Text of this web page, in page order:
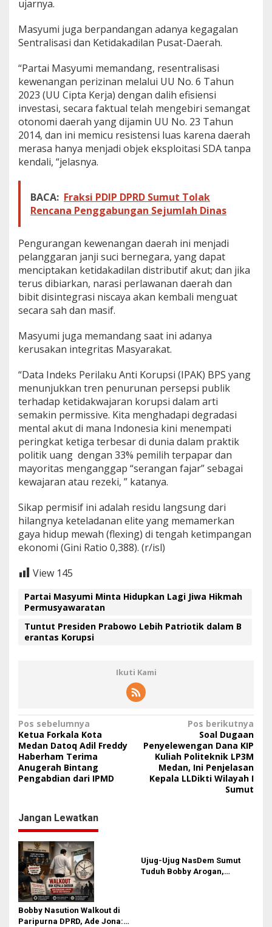
ujarnya.
Masyumi juga berpandangan adanya kegagalan
Sentralisasi dan Ketidakadilan Pusat-Daerah.
“Partai Masyumi memandang, resentralisasi
kewenangan perizinan melalui UU No. 6 Tahun
2023 (UU Cipta Kerja) dengan dalih efisiensi
investasi, secara faktual telah mengebiri semangat
otonomi daerah yang dijamin UU No. 23 Tahun
2014, dan ini memicu resistensi luas karena daerah
merasa hanya menjadi objek eksploitasi SDA tanpa
kendali, “jelasnya.
BACA: Fraksi PDIP DPRD Sumut Tolak
Rencana Penggabungan Sejumlah Dinas
Pengurangan kewenangan daerah ini menjadi
pelanggaran janji suci bernegara, yang dapat
menciptakan ketidakadilan distributif akut; dan jika
terus dibiarkan, narasi perlawanan daerah dan
bibit disintegrasi niscaya akan kembali menguat
secara sah dan masif.
Masyumi juga memandang saat ini adanya
kerusakan integritas Masyarakat.
“Data Indeks Perilaku Anti Korupsi (IPAK) BPS yang
menunjukkan tren penurunan persepsi publik
terhadap ketidakwajaran korupsi dalam arti
semakin permissive. Kita menghadapi degradasi
mental akut di mana Indonesia kini menempati
peringkat ketiga terbesar di dunia dalam praktik
politik uang dengan 33% pemilih terpapar dan
mayoritas menganggap “serangan fajar” sebagai
kewajaran atau rezeki, ” katanya.
Sikap permisif ini adalah residu langsung dari
hilangnya keteladanan elite yang memamerkan
gaya hidup mewah (flexing) di tengah ketimpangan
ekonomi (Gini Ratio 0,388). (r/isl)
View 145
Partai Masyumi Minta Hidupkan Lagi Jiwa Hikmah
Permusyawaratan
Tuntut Presiden Prabowo Lebih Patriotik dalam B
erantas Korupsi
Ikuti Kami
N
a
v
i
a
s
i
p
o
s
Pos sebelumnya
Ketua Forkala Kota
Medan Datoq Adil Freddy
Haberham Terima
Anugerah Bintang
Pengabdian dari IPMD
Pos berikutnya
Soal Dugaan
Penyelewengan Dana KIP
Kuliah Politeknik LP3M
Medan, Ini Penjelasan
Kepala LLDikti Wilayah I
Sumut
Jangan Lewatkan
Bobby Nasution Walkout di
Paripurna DPRD, Ade Jona:
Ujug-Ujug NasDem Sumut
Tuduh Bobby Arogan,